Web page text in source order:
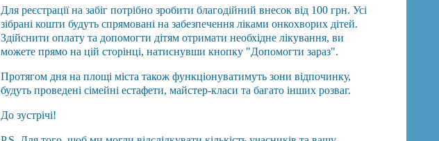
Для реєстрації на забіг потрібно зробити благодійний внесок від 100 грн. Усі
зібрані кошти будуть спрямовані на забезпечення ліками онкохворих дітей.
Здійснити оплату та допомогти дітям отримати необхідне лікування, ви
можете прямо на цій сторінці, натиснувши кнопку "Допомогти зараз".
Протягом дня на площі міста також функціонуватимуть зони відпочинку,
будуть проведені сімейні естафети, майстер-класи та багато інших розваг.
До зустрічі!